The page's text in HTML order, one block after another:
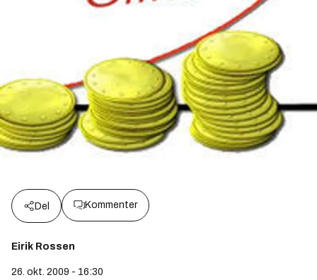
Del Kommenter
Eirik Rossen
26. okt. 2009 - 16:30